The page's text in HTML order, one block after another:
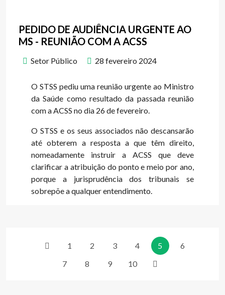
PEDIDO DE AUDIÊNCIA URGENTE AO
MS - REUNIÃO COM A ACSS
Setor Público 28 fevereiro 2024
O STSS pediu uma reunião urgente ao Ministro
da Saúde como resultado da passada reunião
com a ACSS no dia 26 de fevereiro.
O STSS e os seus associados não descansarão
até obterem a resposta a que têm direito,
nomeadamente instruir a ACSS que deve
clarificar a atribuição do ponto e meio por ano,
porque a jurisprudência dos tribunais se
sobrepõe a qualquer entendimento.
1 2 3 4 5
6
7
8 9 10